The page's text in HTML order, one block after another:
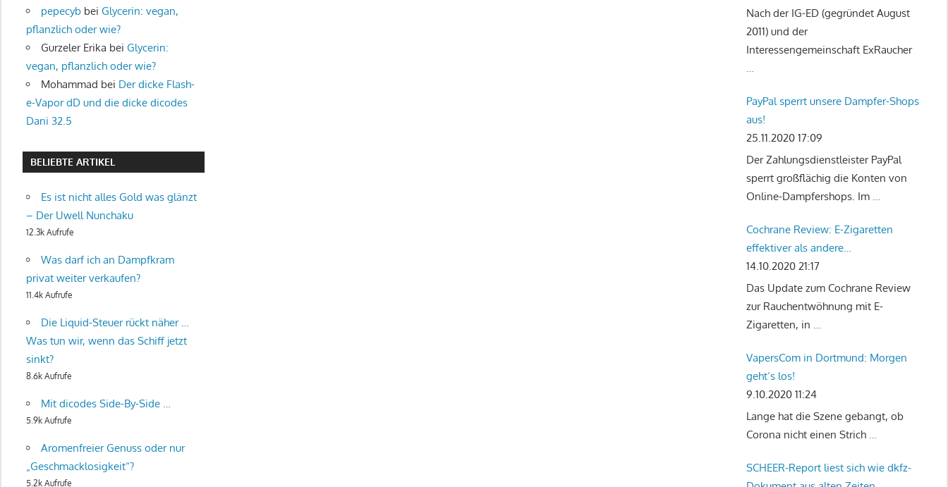
pepecybbei Glycerin: vegan,
pflanzlich oder wie?
Gurzeler Erika bei Glycerin:
vegan, pflanzlich oder wie?
Mohammad bei Der dicke Flash-
e-Vapor dD und die dicke dicodes
Dani 32.5
BELIEBTE ARTIKEL
Es ist nicht alles Gold was glänzt
– Der Uwell Nunchaku
12.3k Aufrufe
Was darf ich an Dampfkram
privat weiter verkaufen?
11.4k Aufrufe
Die Liquid-Steuer rückt näher …
Was tun wir, wenn das Schiff jetzt
sinkt?
8.6k Aufrufe
Mit dicodes Side-By-Side …
5.9k Aufrufe
Aromenfreier Genuss oder nur
„Geschmacklosigkeit“?
5.2k Aufrufe
Nach der IG-ED (gegründet August
2011) und der
Interessengemeinschaft ExRaucher
…
PayPal sperrt unsere Dampfer-Shops
aus!
25.11.2020 17:09
Der Zahlungsdienstleister PayPal
sperrt großflächig die Konten von
Online-Dampfershops. Im …
Cochrane Review: E-Zigaretten
effektiver als andere
Rauchentwöhnungstherapien
14.10.2020 21:17
Das Update zum Cochrane Review
zur Rauchentwöhnung mit E-
Zigaretten, in …
VapersCom in Dortmund: Morgen
geht‘s los!
9.10.2020 11:24
Lange hat die Szene gebangt, ob
Corona nicht einen Strich …
SCHEER-Report liest sich wie dkfz-